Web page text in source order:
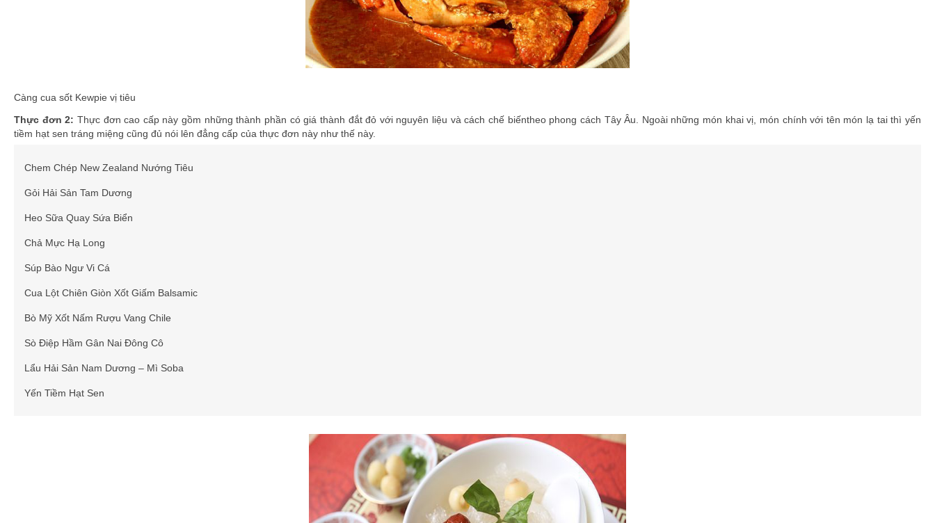
Càng cua sốt Kewpie vị tiêu
Thực đơn2: Thực đơn cao cấp này gồm những thành phần có giá thành đắt đỏ với nguyên liệu và cách chế biếntheo phong cách Tây Âu. Ngoài những món khai vị, món chính với tên món lạ tai thì yến
tiềm hạt sen tráng miệng cũng đủ nói lên đẳng cấp của thực đơn này như thế này.
Chem Chép New Zealand Nướng Tiêu
Gỏi Hải Sản Tam Dương
Heo Sữa Quay Sứa Biển
Chả Mực Hạ Long
Súp Bào Ngư Vi Cá
Cua Lột Chiên Giòn Xốt Giấm Balsamic
Bò Mỹ Xốt Nấm Rượu Vang Chile
Sò Điệp Hầm Gân Nai Đông Cô
Lẩu Hải Sản Nam Dương – Mì Soba
Yến Tiềm Hạt Sen